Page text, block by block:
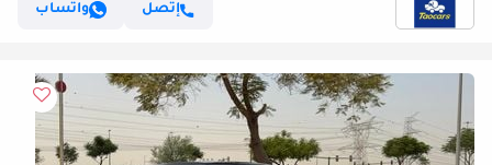
إتصل
واتساب